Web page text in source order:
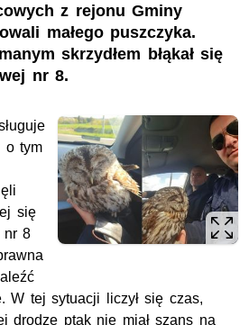
z rejonu Gminy
małego puszczyka.
skrzydłem błąkał się
nr 8.
o tym
się
nr 8
W tej sytuacji liczył się czas,
drodze ptak nie miał szans na